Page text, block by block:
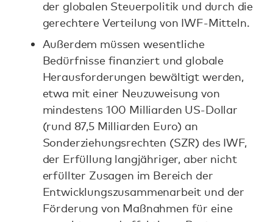
der globalen Steuerpolitik und durch die
gerechtere Verteilung von IWF-Mitteln.
Außerdem müssen wesentliche
Bedürfnisse finanziert und globale
Herausforderungen bewältigt werden,
etwa mit einer Neuzuweisung von
mindestens 100 Milliarden US-Dollar
(rund 87,5 Milliarden Euro) an
Sonderziehungsrechten (SZR) des IWF,
der Erfüllung langjähriger, aber nicht
erfüllter Zusagen im Bereich der
Entwicklungszusammenarbeit und der
Förderung von Maßnahmen für eine